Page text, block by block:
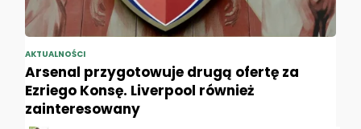
AKTUALNOŚCI
Arsenal przygotowuje drugą ofertę za
Ezriego Konsę. Liverpool również
zainteresowany